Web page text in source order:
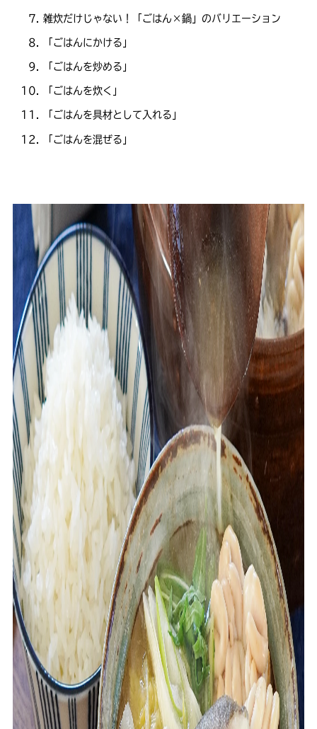
雑炊だけじゃない！「ごはん×鍋」のバリエーション
「ごはんにかける」
「ごはんを炒める」
「ごはんを炊く」
「ごはんを具材として入れる」
「ごはんを混ぜる」